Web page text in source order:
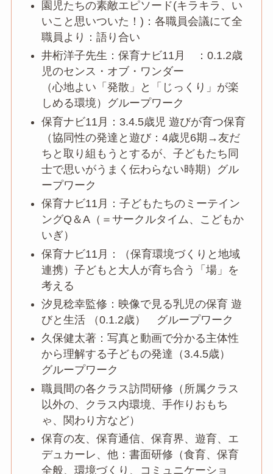
園児たちの素敵エピソード(キラキラ、い
いこと思いついた！)：各職員会議にて全
職員より：語り合い
井桁洋子先生：保育ナビ11月 ：0.1.2歳
児のセンス・オブ・ワンダー
（心地よい「発散」と「じっくり」が楽
しめる環境）グループワーク
保育ナビ11月：3.4.5歳児 遊びが育つ保育
（協同性の発達と遊び：4歳児6期→友だ
ちと取り組もうとするが、子どもたち同
士で思いがうまく伝わらない時期）グル
ープワーク
保育ナビ11月：子どもたちのミーテイン
ングQ＆A（＝サークルタイム、こどもか
いぎ）
保育ナビ11月：（保育環境づくりと地域
連携）子どもと大人が育ち合う「場」を
考える
汐見稔幸監修：映像で見る乳児の保育 遊
びと生活 （0.1.2歳） グループワーク
久保健太著：写真と動画で分かる主体性
から理解する子どもの発達（3.4.5歳）
グループワーク
職員間の各クラス訪問研修（所属クラス
以外の、クラス内環境、手作りおもち
ゃ、関わり方など）
保育の友、保育通信、保育界、遊育、エ
デュカーレ、他：書面研修（食育、保育
全般、環境づくり、コミュニケーショ